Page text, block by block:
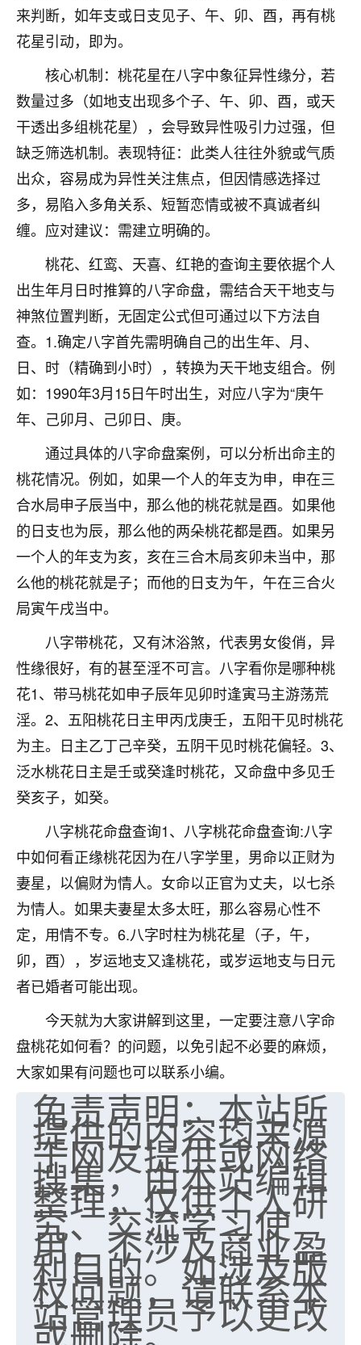
来判断，如年支或日支见子、午、卯、酉，再有桃
花星引动，即为。
核心机制：桃花星在八字中象征异性缘分，若
数量过多（如地支出现多个子、午、卯、酉，或天
干透出多组桃花星），会导致异性吸引力过强，但
缺乏筛选机制。表现特征：此类人往往外貌或气质
出众，容易成为异性关注焦点，但因情感选择过
多，易陷入多角关系、短暂恋情或被不真诚者纠
缠。应对建议：需建立明确的。
桃花、红鸾、天喜、红艳的查询主要依据个人
出生年月日时推算的八字命盘，需结合天干地支与
神煞位置判断，无固定公式但可通过以下方法自
查。1.确定八字首先需明确自己的出生年、月、
日、时（精确到小时），转换为天干地支组合。例
如：1990年3月15日午时出生，对应八字为“庚午
年、己卯月、己卯日、庚。
通过具体的八字命盘案例，可以分析出命主的
桃花情况。例如，如果一个人的年支为申，申在三
合水局申子辰当中，那么他的桃花就是酉。如果他
的日支也为辰，那么他的两朵桃花都是酉。如果另
一个人的年支为亥，亥在三合木局亥卯未当中，那
么他的桃花就是子；而他的日支为午，午在三合火
局寅午戌当中。
八字带桃花，又有沐浴煞，代表男女俊俏，异
性缘很好，有的甚至淫不可言。八字看你是哪种桃
花1、带马桃花如申子辰年见卯时逢寅马主游荡荒
淫。2、五阳桃花日主甲丙戊庚壬，五阳干见时桃花
为主。日主乙丁己辛癸，五阴干见时桃花偏轻。3、
泛水桃花日主是壬或癸逢时桃花，又命盘中多见壬
癸亥子，如癸。
八字桃花命盘查询1、八字桃花命盘查询:八字
中如何看正缘桃花因为在八字学里，男命以正财为
妻星，以偏财为情人。女命以正官为丈夫，以七杀
为情人。如果夫妻星太多太旺，那么容易心性不
定，用情不专。6.八字时柱为桃花星（子，午，
卯，酉），岁运地支又逢桃花，或岁运地支与日元
者已婚者可能出现。
今天就为大家讲解到这里，一定要注意八字命
盘桃花如何看？的问题，以免引起不必要的麻烦，
大家如果有问题也可以联系小编。
免责声明：本站所
提供的内容均来源
于网友提供或网络
搜集，由本站编辑
整理，仅供个人研
究、交流学习使
用，不涉及商业盈
利目的。如涉及版
权问题，请联系本
站管理员予以更改
鹿森：恭喜升职加薪！！，请客吗？�
12小时前 来自北京
心心相印
我身体不太好，总是病病殃殃的，去检查又没什么大
问题，反正就是不舒服。中医西医看遍了，找不到问
题，后来无意中看到有人推荐慧来老师，跟老师聊过
之后，心情豁然开朗，也听老师建议，处理了一些因
果问题。今年以来，身体比以前好多，主要是心情好
了，老师说境随心转，现在深有体会了。
鹿森：是的，其实跟老师聊过之后，最大的感
触，首先就是心态会变好，万般皆是命，半点
不由人！
1天前 来自四川 9
金白水清
我也想找老师看看，有没有人给个联系方式的啊？
鹿森 ：慧来老师微信：gjsy0624
1天前 来自江西 12
青春168
我也想要，我也想要！
2天前 来自山西 15
Jessica李
老师做不做超度法事？我想给我奶奶做超度，她今年
刚去世了。
七零老顽童 ：我母亲前年离世，刚开始我经常
做梦梦见她，后来也是朋友介绍，找到慧来老
师，安排了超度法事，做梦再也没有梦到过
了，一开始是半信半疑的，图个心安，给亡母
超度，现在看来，人不信也不行。
2天前 来自云南 11
优秀的张同学
2天前 来自山西 15